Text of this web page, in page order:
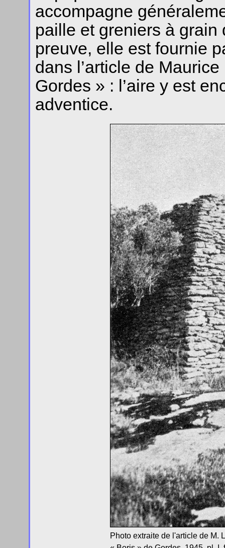
accompagne
paille et greniers à grain
preuve, elle est fournie
dans l’article de
Gordes » : l’aire y est
adventice.
Photo extraite de l'article de M.